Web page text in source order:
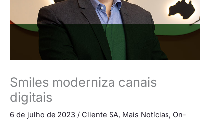
Smiles moderniza canais
digitais
6 de julho de 2023 / Cliente SA, Mais Notícias, On-